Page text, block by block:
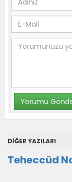
DİĞER YAZILARI
Teheccüd